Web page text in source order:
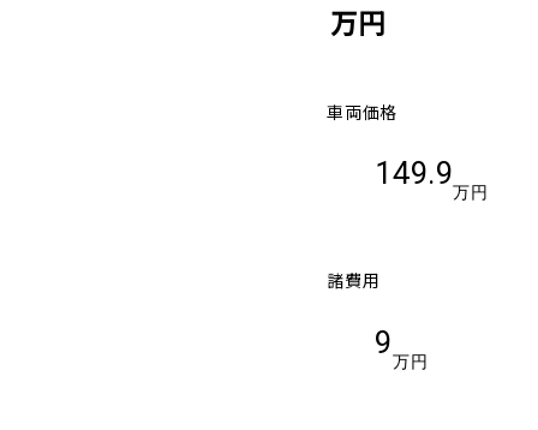
万円
車両価格
149.9
万円
諸費用
9
万円